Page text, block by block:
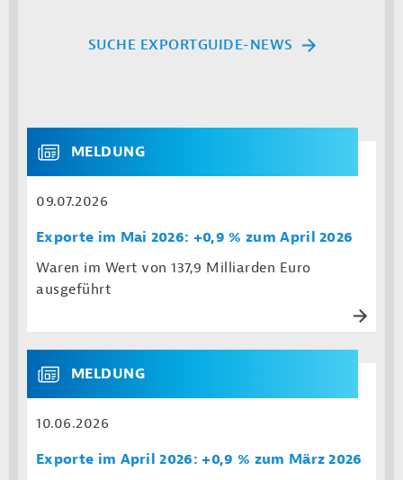
SUCHE EXPORTGUIDE-NEWS
MELDUNG
09.07.2026
Exporte im Mai 2026: +0,9 % zum April 2026
Waren im Wert von 137,9 Milliarden Euro
ausgeführt
MELDUNG
10.06.2026
Exporte im April 2026: +0,9 % zum März 2026